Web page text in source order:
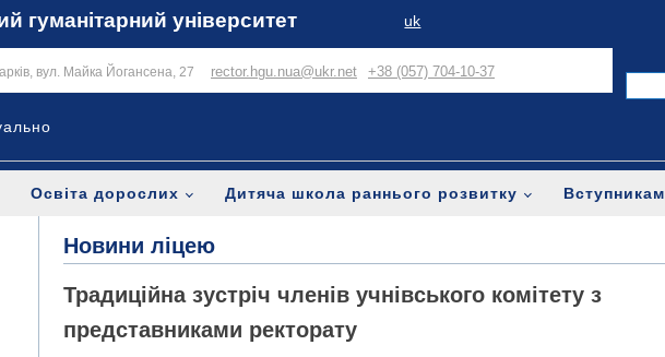
гуманітарний університет uk
вул. Майка Йогансена, 27 rector.hgu.nua@ukr.net +38 (057) 704-10-37
Освіта дорослих Дитяча школа раннього розвитку Вступникам
Новини ліцею
Традиційна зустріч членів учнівського комітету з
представниками ректорату